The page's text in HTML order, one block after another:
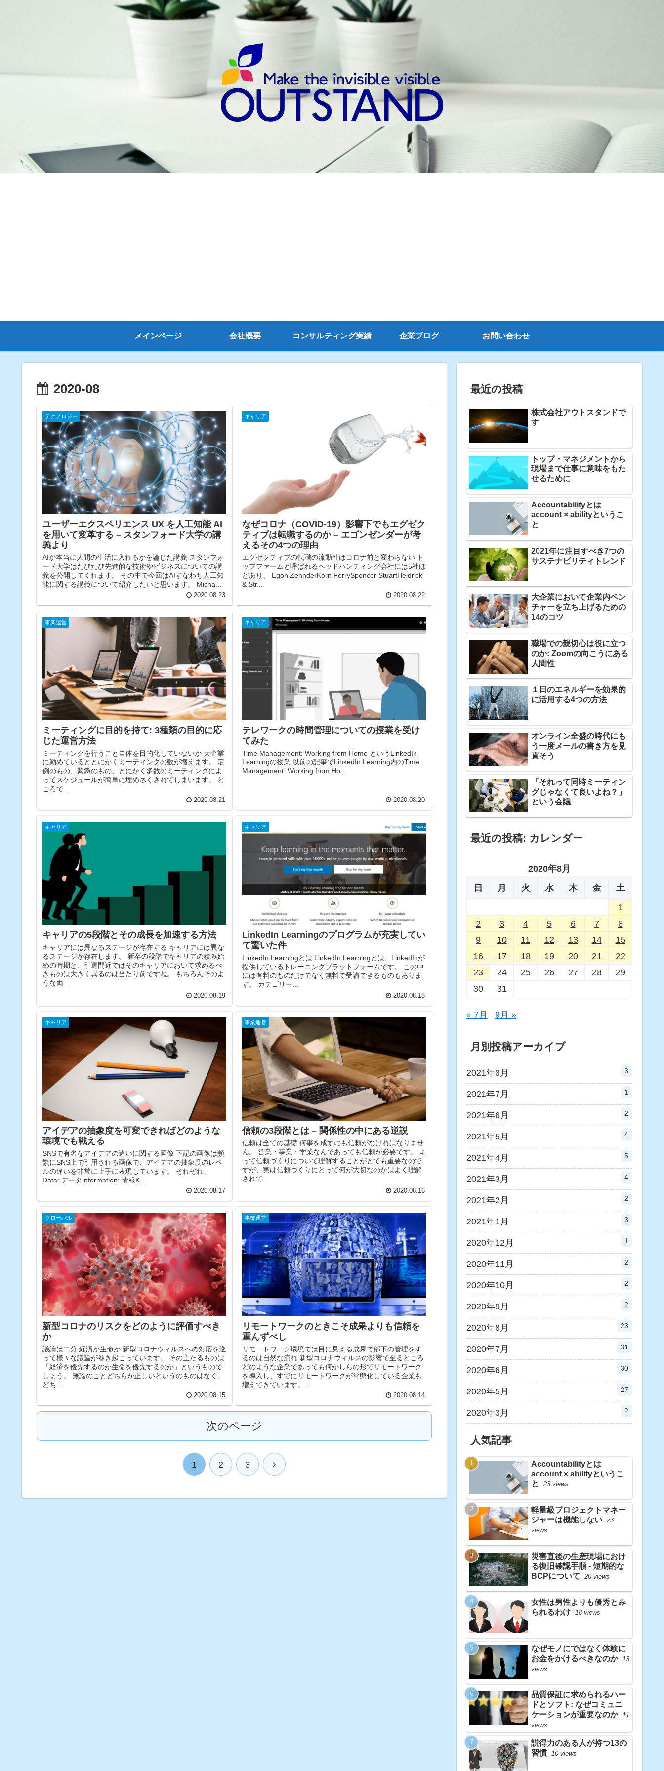
メインページ 会社概要 コンサルティング実績 企業ブログ お問い合わせ
2020-08
テクノロジー
ユーザーエクスペリエンス UX を人工知能 AI
を用いて変革する – スタンフォード大学の講
義より
AIが本当に人間の生活に入れるかを論じた講義 スタンフォ
ード大学はたびたび先進的な技術やビジネスについての講
義を公開してくれます。 その中で今回はAIすなわち人工知
能に関する講義について紹介したいと思います。 Micha...
2020.08.23
キャリア
なぜコロナ（COVID-19）影響下でもエグゼク
ティブは転職するのか – エゴンゼンダーが考
えるその4つの理由
エグゼクティブの転職の流動性はコロナ前と変わらない ト
ップファームと呼ばれるヘッドハンティング会社には5社ほ
どあり、 Egon ZehnderKorn FerrySpencer StuartHeidrick
& Str...
2020.08.22
事業運営
ミーティングに目的を持て: 3種類の目的に応
じた運営方法
ミーティングを行うこと自体を目的化していないか 大企業
に勤めているととにかくミーティングの数が増えます。 定
例のもの、緊急のもの、とにかく多数のミーティングによ
ってスケジュールが簡単に埋め尽くされてしまいます。 と
ころで...
2020.08.21
キャリア
テレワークの時間管理についての授業を受け
てみた
Time Management: Working from Home というLinkedIn
Learningの授業 以前の記事でLinkedIn Learning内のTime
Management: Working from Ho...
2020.08.20
キャリア
キャリアの5段階とその成長を加速する方法
キャリアには異なるステージが存在する キャリアには異な
るステージが存在します。 新卒の段階でキャリアの積み始
めの時期と、引退間近ではそのキャリアにおいて求めるべ
きものは大きく異るのは当たり前ですね。 もちろんそのよ
うな両...
2020.08.19
キャリア
LinkedIn Learningのプログラムが充実してい
て驚いた件
LinkedIn Learningとは LinkedIn Learningとは、LinkedInが
提供しているトレーニングプラットフォームです。 この中
には有料のものだけでなく無料で受講できるものもありま
す。 カテゴリー...
2020.08.18
キャリア
アイデアの抽象度を可変できればどのような
環境でも戦える
SNSで有名なアイデアの違いに関する画像 下記の画像は頻
繁にSNS上で引用される画像で、アイデアの抽象度のレベ
ルの違いを非常に上手に表現しています。 それぞれ、
Data: データInformation: 情報K...
2020.08.17
事業運営
信頼の3段階とは – 関係性の中にある逆説
信頼は全ての基礎 何事を成すにも信頼がなければなりませ
ん。 営業・事業・学業なんであっても信頼が必要です。 よ
って信頼づくりについて理解することがとても重要なので
すが、実は信頼づくりにとって何が大切なのかはよく理解
されて...
2020.08.16
グローバル
新型コロナのリスクをどのように評価すべき
か
議論は二分 経済か生命か 新型コロナウィルスへの対応を巡
って様々な議論が巻き起こっています。 その主たるものは
「経済を優先するのか生命を優先するのか」というもので
しょう。 無論のことどちらが正しいというのものはなく、
どち...
2020.08.15
事業運営
リモートワークのときこそ成果よりも信頼を
重んずべし
リモートワーク環境では目に見える成果で部下の管理をす
るのは自然な流れ 新型コロナウィルスの影響で至るところ
どのような企業であっても何かしらの形でリモートワーク
を導入し、すでにリモートワークが常態化している企業も
増えてきています。 ...
2020.08.14
次のページ
1 2 3
最近の投稿
株式会社アウトスタンドで
す
トップ・マネジメントから
現場まで仕事に意味をもた
せるために
Accountabilityとは
account × abilityというこ
と
2021年に注目すべき7つの
サステナビリティトレンド
大企業において企業内ベン
チャーを立ち上げるための
14のコツ
職場での親切心は役に立つ
のか: Zoomの向こうにある
人間性
１日のエネルギーを効果的
に活用する4つの方法
オンライン全盛の時代にも
う一度メールの書き方を見
直そう
「それって同時ミーティン
グじゃなくて良いよね？」
という会議
最近の投稿: カレンダー
2020年8月
日
月 火 水 木 金
土
1
2
3 4 5 6 7
8
9
10 11 12 13 14
15
16
17 18 19 20 21
22
23
24 25 26 27 28
29
30
31
« 7月 9月 »
月別投稿アーカイブ
2021年8月 3
2021年7月 1
2021年6月 2
2021年5月 4
2021年4月 5
2021年3月 4
2021年2月 2
2021年1月 3
2020年12月 1
2020年11月 2
2020年10月 2
2020年9月 2
2020年8月 23
2020年7月 31
2020年6月 30
2020年5月 27
2020年3月 2
人気記事
Accountabilityとは
account × abilityというこ
と
23 views
軽量級プロジェクトマネー
ジャーは機能しない 23
views
災害直後の生産現場におけ
る復旧確認手順 - 短期的な
BCPについて
20 views
女性は男性よりも優秀とみ
られるわけ 18 views
なぜモノにではなく体験に
お金をかけるべきなのか
13
views
品質保証に求められるハー
ドとソフト: なぜコミュニ
ケーションが重要なのか 11
views
説得力のある人が持つ13の
習慣 10 views